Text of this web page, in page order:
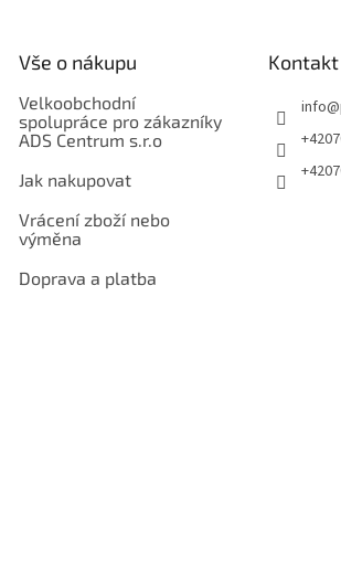
Vše o nákupu
Velkoobchodní
spolupráce pro zákazníky
ADS Centrum s.r.o
Jak nakupovat
Vrácení zboží nebo
výměna
Doprava a platba
Kontakt
info@